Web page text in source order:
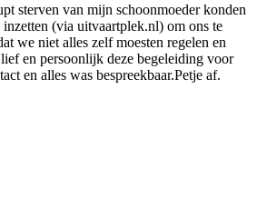
sterven van mijn schoonmoeder konden
(via uitvaartplek.nl) om ons te
we niet alles zelf moesten regelen en
en persoonlijk deze begeleiding voor
en alles was bespreekbaar.Petje af.